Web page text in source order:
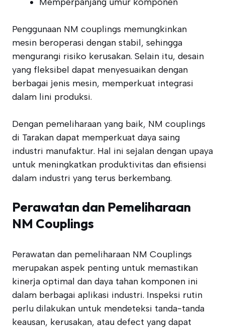
Penggunaan NM couplings memungkinkan
mesin beroperasi dengan stabil, sehingga
mengurangi risiko kerusakan. Selain itu, desain
yang fleksibel dapat menyesuaikan dengan
berbagai jenis mesin, memperkuat integrasi
dalam lini produksi.
Dengan pemeliharaan yang baik, NM couplings
di Tarakan dapat memperkuat daya saing
industri manufaktur. Hal ini sejalan dengan upaya
untuk meningkatkan produktivitas dan efisiensi
dalam industri yang terus berkembang.
Perawatan dan Pemeliharaan
NM Couplings
Perawatan dan pemeliharaan NM Couplings
merupakan aspek penting untuk memastikan
kinerja optimal dan daya tahan komponen ini
dalam berbagai aplikasi industri. Inspeksi rutin
perlu dilakukan untuk mendeteksi tanda-tanda
keausan, kerusakan, atau defect yang dapat